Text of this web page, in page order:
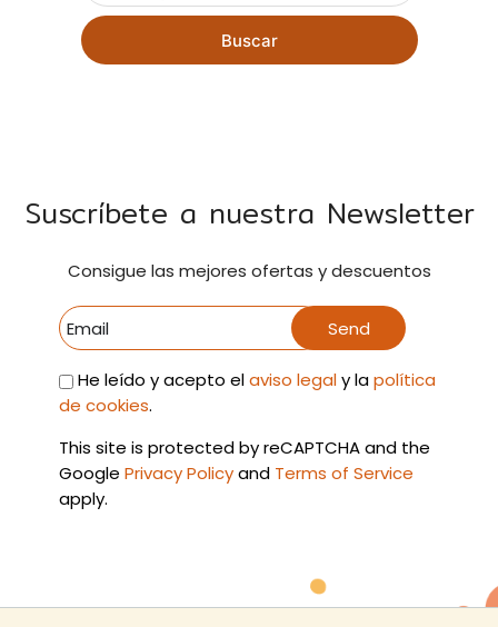
Buscar
Suscríbete a nuestra Newsletter
Consigue las mejores ofertas y descuentos
He leído y acepto elaviso legaly lapolítica
de cookies.
This site is protected by reCAPTCHA and the
Google Privacy Policyand Terms of Service
apply.
Send